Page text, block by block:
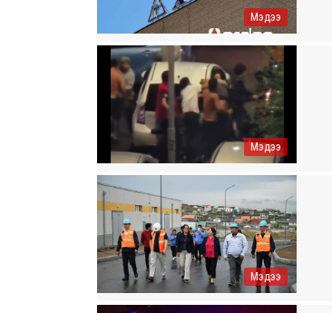
Мэдээ
Мэдээ
Мэдээ